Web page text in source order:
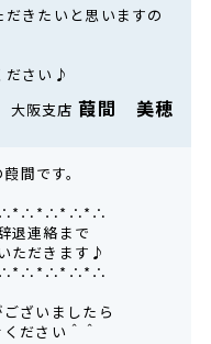
きたいと思いますの
ださい♪
大阪支店葭間 美穂
間です。
退連絡まで
ただきます♪
ざいましたら
ださい＾＾